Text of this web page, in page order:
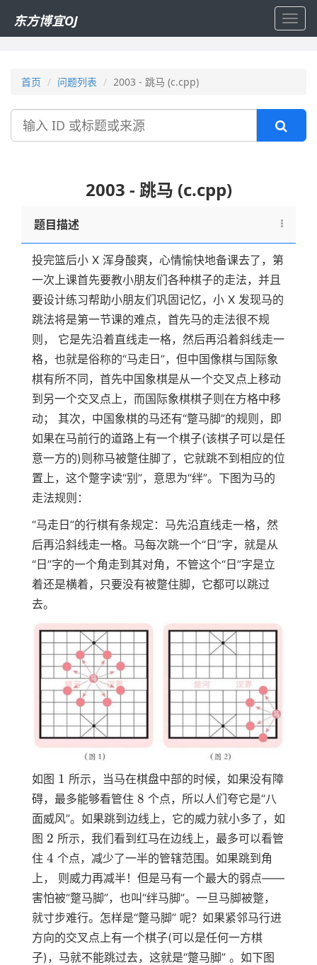
东方博宜OJ
首页 问题列表 2003 - 跳马 (c.cpp)
搜
2003 - 跳马 (c.cpp)
题目描述
投完篮后小 X 浑身酸爽，心情愉快地备课去了，第
一次上课首先要教小朋友们各种棋子的走法，并且
要设计练习帮助小朋友们巩固记忆，小 X 发现马的
跳法将是第一节课的难点，首先马的走法很不规
则， 它是先沿着直线走一格，然后再沿着斜线走一
格，也就是俗称的“马走日”，但中国像棋与国际象
棋有所不同，首先中国象棋是从一个交叉点上移动
到另一个交叉点上，而国际象棋棋子则在方格中移
动； 其次，中国象棋的马还有“蹩马脚”的规则，即
如果在马前行的道路上有一个棋子(该棋子可以是任
意一方的)则称马被蹩住脚了，它就跳不到相应的位
置上，这个蹩字读“别”，意思为“绊”。下图为马的
走法规则：
“马走日”的行棋有条规定：马先沿直线走一格，然
后再沿斜线走一格。马每次跳一个“日”字，就是从
“日”字的一个角走到其对角，不管这个“日”字是立
着还是横着，只要没有被蹩住脚，它都可以跳过
去。
如图 1
1 所示，当马在棋盘中部的时候，如果没有障
碍，最多能够看管住 8
8 个点，所以人们夸它是“八
面威风”。如果跳到边线上，它的威力就小多了，如
图 2
2 所示，我们看到红马在边线上，最多可以看管
住 4
4 个点，减少了一半的管辖范围。如果跳到角
上， 则威力再减半！但是马有一个最大的弱点——
害怕被“蹩马脚”，也叫“绊马脚”。一旦马脚被蹩，
就寸步难行。怎样是“蹩马脚” 呢？如果紧邻马行进
方向的交叉点上有一个棋子(可以是任何一方棋
子)，马就不能跳过去，这就是“蹩马脚” 。如下图